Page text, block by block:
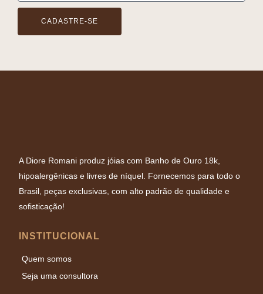
CADASTRE-SE
A Diore Romani produz jóias com Banho de Ouro 18k,
hipoalergênicas e livres de níquel. Fornecemos para todo o
Brasil, peças exclusivas, com alto padrão de qualidade e
sofisticação!
INSTITUCIONAL
Quem somos
Seja uma consultora